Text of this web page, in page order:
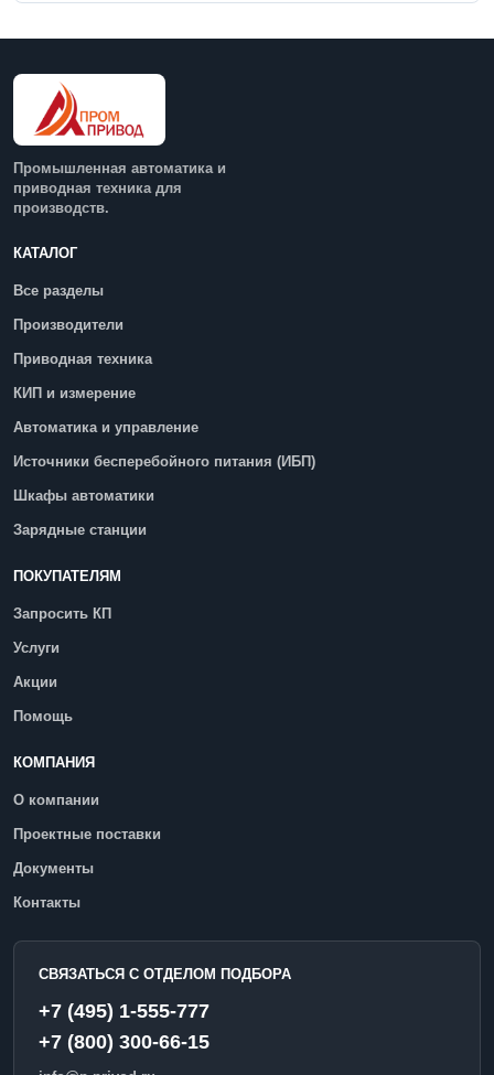
Промышленная автоматика и
приводная техника для
производств.
КАТАЛОГ
Все разделы
Производители
Приводная техника
КИП и измерение
Автоматика и управление
Источники бесперебойного питания (ИБП)
Шкафы автоматики
Зарядные станции
ПОКУПАТЕЛЯМ
Запросить КП
Услуги
Акции
Помощь
КОМПАНИЯ
О компании
Проектные поставки
Документы
Контакты
СВЯЗАТЬСЯ С ОТДЕЛОМ ПОДБОРА
+7 (495) 1-555-777
+7 (800) 300-66-15